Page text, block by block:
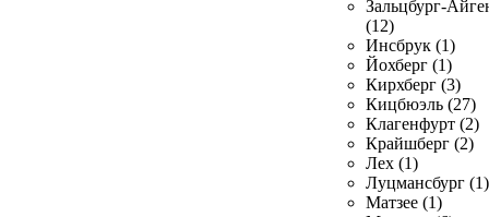
Зальцбург-
(12)
Инсбрук (1)
Йохберг (1)
Кирхберг (3)
Кицбюэль (27)
Клагенфурт (2)
Крайшберг (2)
Лех (1)
Луцмансбург (1)
Матзее (1)